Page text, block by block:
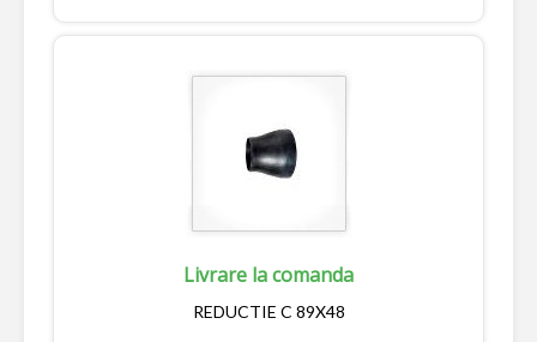
Livrare la comanda
REDUCTIE C 89X48